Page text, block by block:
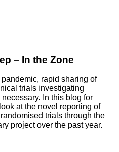
– In the Zone
rapid sharing of
trials investigating
In this blog for
at the novel reporting of
trials through the
project over the past year.